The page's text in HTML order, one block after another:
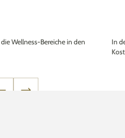
Wellness-Bereiche in den
In